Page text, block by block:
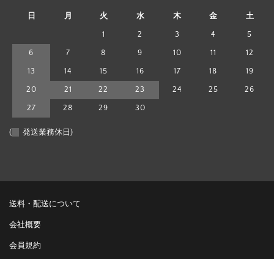
日 月 火 水 木 金 土
1 2 3 4 5
6 7 8 9 10 11 12
13 14 15 16 17 18 19
20 21 22 23 24 25 26
27 28 29 30
( 発送業務休日)
送料・配送について
会社概要
会員規約